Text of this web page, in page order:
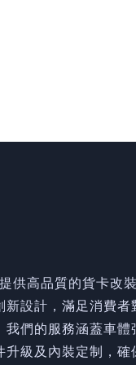
供高品質的貨卡改
新設計，滿足消費者
我們的服務涵蓋車體
升級及內裝定制，確